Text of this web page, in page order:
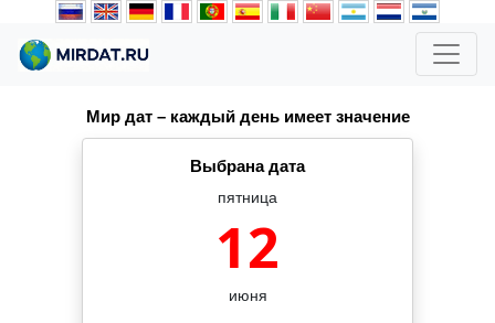
Мир дат – каждый день имеет значение
Выбрана дата
пятница
12
июня